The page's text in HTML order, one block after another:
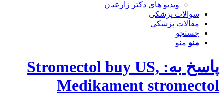
ویدیو های دکتر زارعیان
سوالات پزشکی
مقالات پزشکی
جستجو
منو منو
پاسخ به: Stromectol buy US,
Medikament stromectol